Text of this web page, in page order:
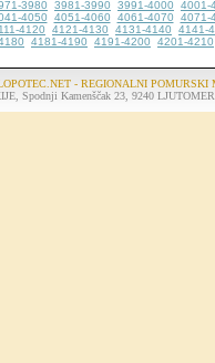
3980 3981-3990 3991-4000
4001-
4050 4051-4060 4061-4070
4071-
4120 4121-4130 4131-4140
4141-
4181-4190 4191-4200 4201-4210
- REGIONALNI POMURSKI
Spodnji Kamenščak 23, 9240